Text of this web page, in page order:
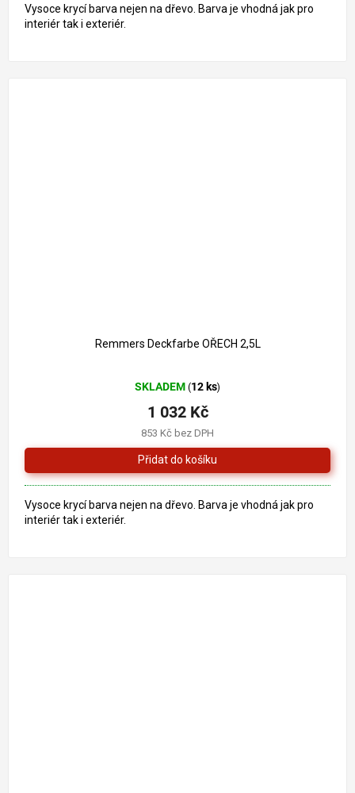
Vysoce krycí barva nejen na dřevo. Barva je vhodná jak pro
interiér tak i exteriér.
Remmers Deckfarbe OŘECH 2,5L
hodnocení
produktu
je
5,0
z
5
hvězdiček.
SKLADEM (12 ks)
853 Kč bez DPH
1 032 Kč
Vysoce krycí barva nejen na dřevo. Barva je vhodná jak pro
interiér tak i exteriér.